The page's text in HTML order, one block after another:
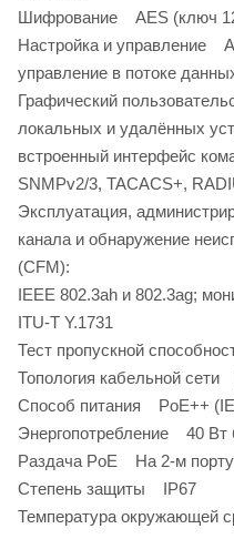
Шифрование AES (ключ
Настройка и управление
управление в потоке
Графический
локальных и удалённых
встроенный интерфейс
SNMPv2/3, TACACS+,
Эксплуатация,
канала и обнаружение
(CFM):
IEEE 802.3ah и 802.3ag;
ITU-T Y.1731
Тест пропускной
Топология кабельной
Способ питания PoE++
Энергопотребление 40 Вт
Раздача PoE На 2-м порту
Степень защиты IP67
Температура окружающей